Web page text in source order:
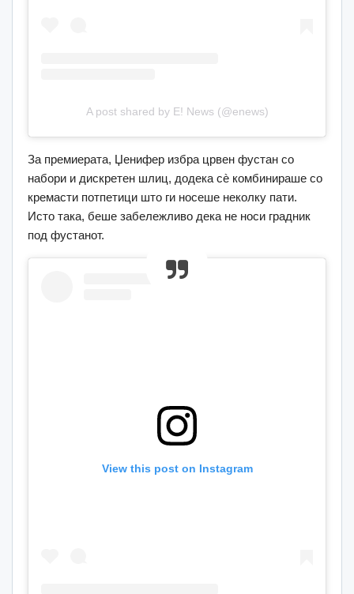
A post shared by E! News (@enews)
За премиерата, Џенифер избра црвен фустан со
набори и дискретен шлиц, додека сè комбинираше со
кремасти потпетици што ги носеше неколку пати.
Исто така, беше забележливо дека не носи градник
под фустанот.
View this post on Instagram